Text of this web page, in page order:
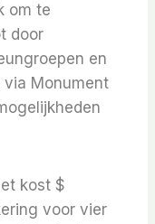
om te
door
en
Monument
kost $
voor vier